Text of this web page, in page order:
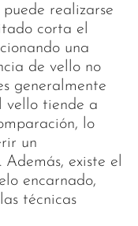
realizarse
corta el
una
de vello no
generalmente
vello tiende a
lo
un
existe el
encarnado,
técnicas